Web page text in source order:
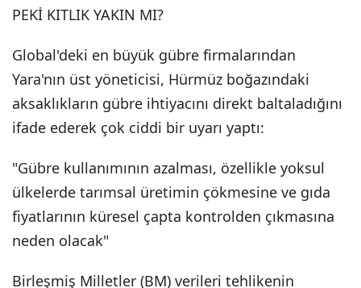
PEKİ KITLIK YAKIN MI?
Global'deki en büyük gübre firmalarından
Yara'nın üst yöneticisi, Hürmüz boğazındaki
aksaklıkların gübre ihtiyacını direkt baltaladığını
ifade ederek çok ciddi bir uyarı yaptı:
"Gübre kullanımının azalması, özellikle yoksul
ülkelerde tarımsal üretimin çökmesine ve gıda
fiyatlarının küresel çapta kontrolden çıkmasına
neden olacak"
Birleşmiş Milletler (BM) verileri tehlikenin